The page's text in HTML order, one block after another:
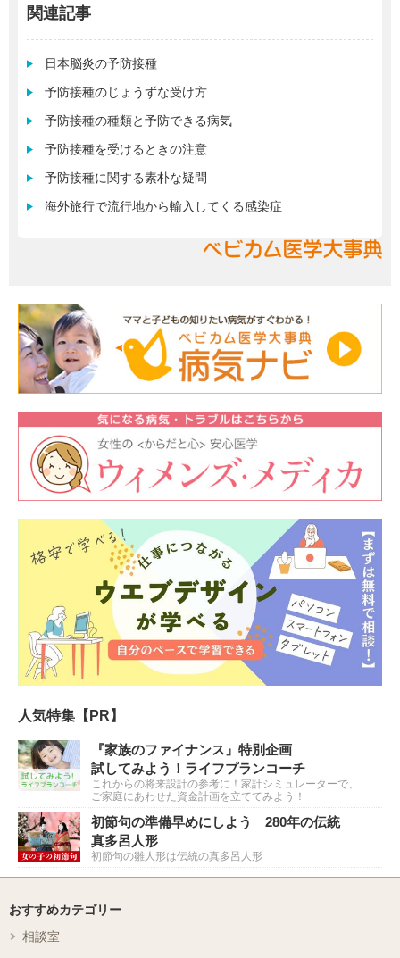
関連記事
日本脳炎の予防接種
予防接種のじょうずな受け方
予防接種の種類と予防できる病気
予防接種を受けるときの注意
予防接種に関する素朴な疑問
海外旅行で流行地から輸入してくる感染症
人気特集【PR】
『家族のファイナンス』特別企画
試してみよう！ライフプランコーチ
これからの将来設計の参考に！家計シミュレーターで、
ご家庭にあわせた資金計画を立ててみよう！
初節句の準備早めにしよう 280年の伝統
真多呂人形
初節句の雛人形は伝統の真多呂人形
おすすめカテゴリー
相談室